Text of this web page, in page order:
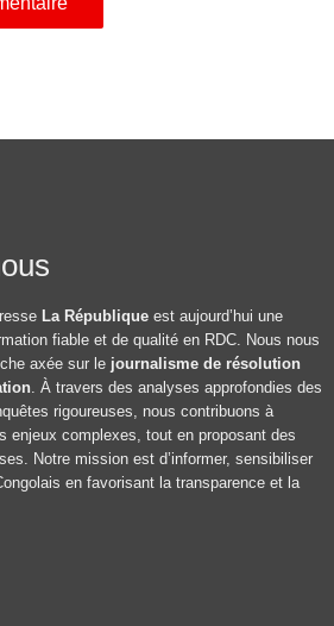
La République est aujourd’hui une
fiable et de qualité en RDC. Nous nous
axée sur le journalisme de résolution
. À travers des analyses approfondies des
rigoureuses, nous contribuons à
enjeux complexes, tout en proposant des
Notre mission est d’informer, sensibiliser
en favorisant la transparence et la